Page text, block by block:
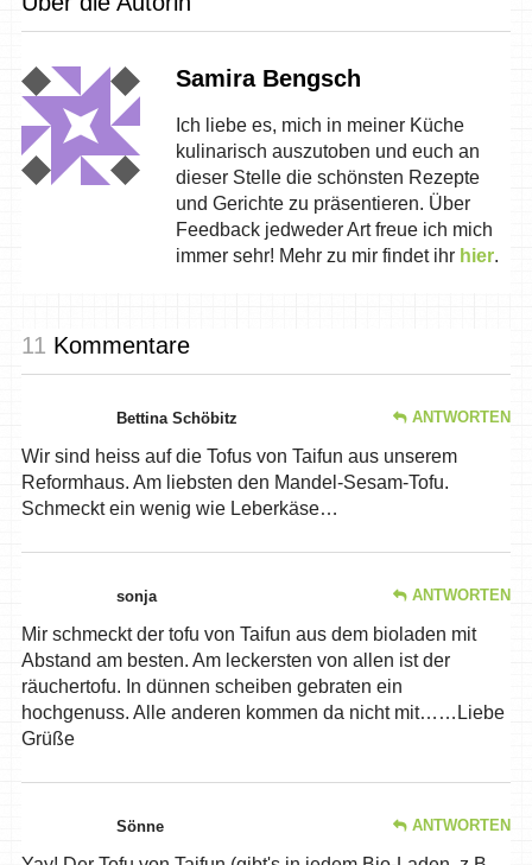
Samira Bengsch
Ich liebe es, mich in meiner Küche
kulinarisch auszutoben und euch an
dieser Stelle die schönsten Rezepte
und Gerichte zu präsentieren. Über
Feedback jedweder Art freue ich mich
immer sehr! Mehr zu mir findet ihr hier.
11 Kommentare
Bettina Schöbitz ANTWORTEN
Wir sind heiss auf die Tofus von Taifun aus unserem
Reformhaus. Am liebsten den Mandel-Sesam-Tofu.
Schmeckt ein wenig wie Leberkäse…
sonja ANTWORTEN
Mir schmeckt der tofu von Taifun aus dem bioladen mit
Abstand am besten. Am leckersten von allen ist der
räuchertofu. In dünnen scheiben gebraten ein
hochgenuss. Alle anderen kommen da nicht mit……Liebe
Grüße
Sönne ANTWORTEN